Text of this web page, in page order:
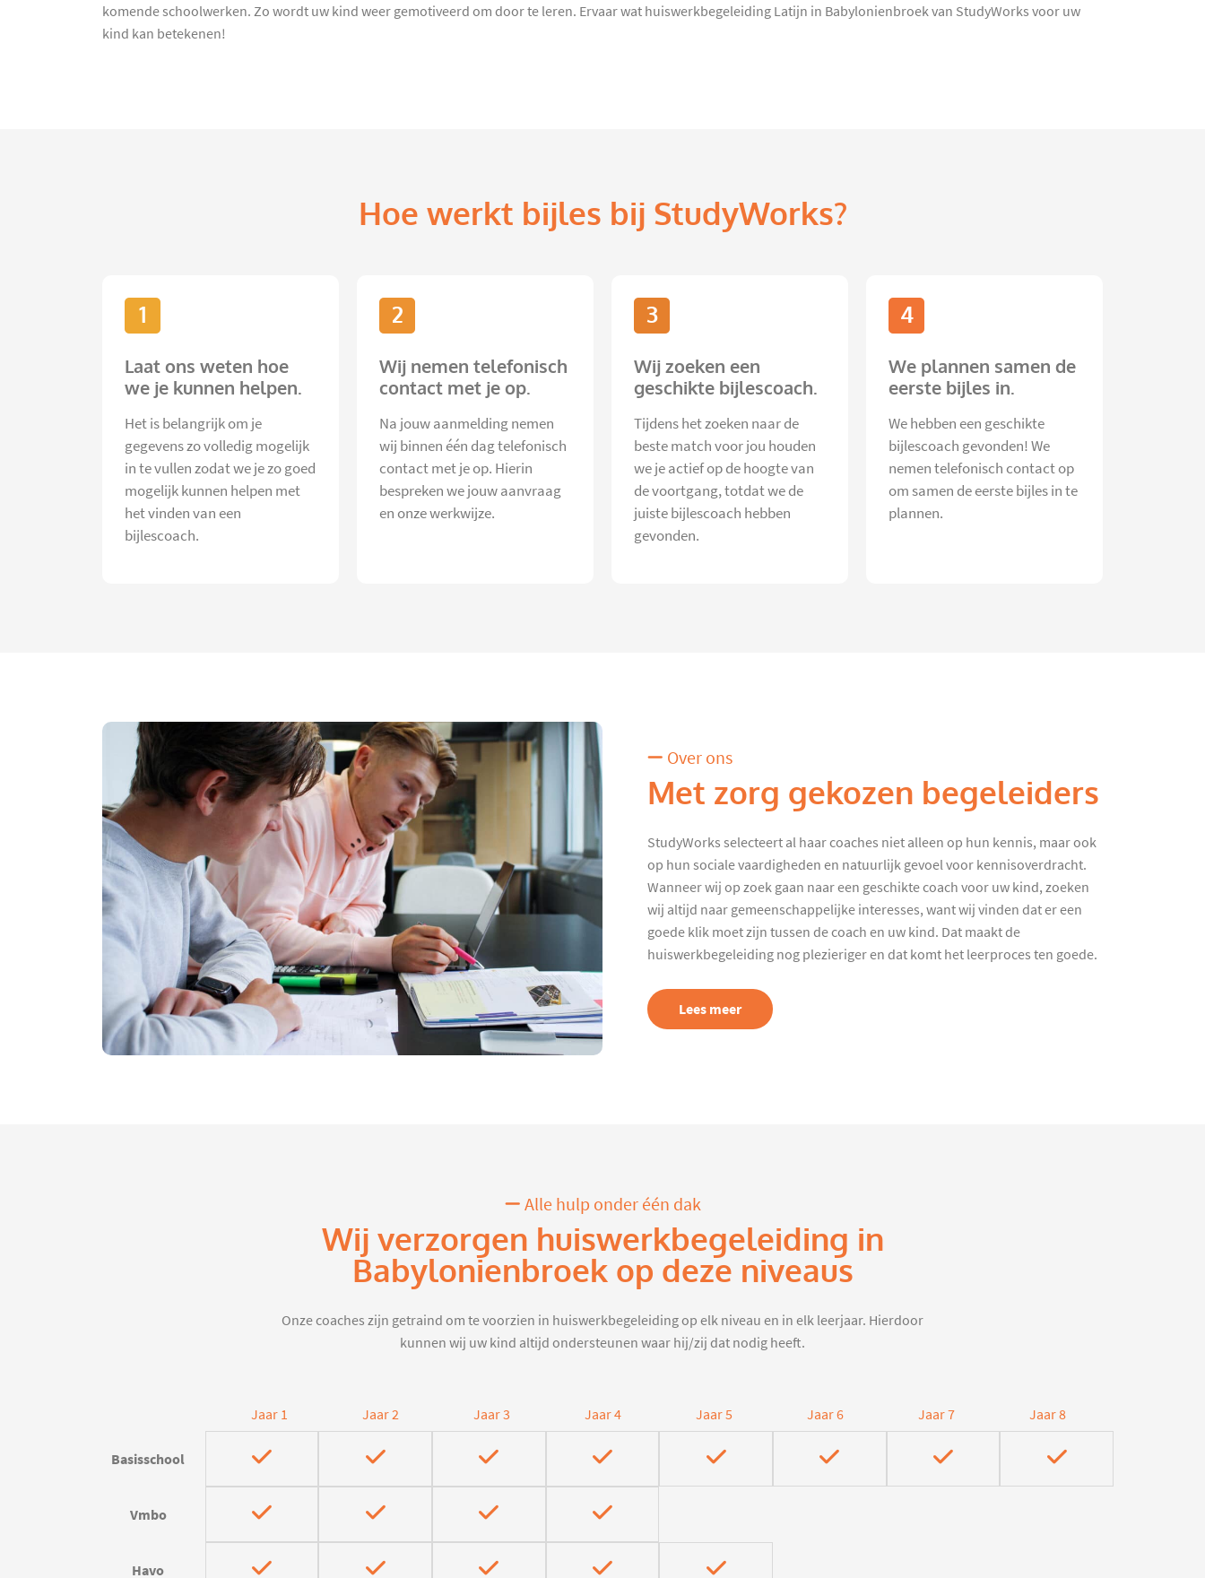
komende schoolwerken. Zo wordt uw kind weer gemotiveerd om door te leren. Ervaar wat huiswerkbegeleiding Latijn in Babylonienbroek van StudyWorks voor uw
kind kan betekenen!
Hoe werkt bijles bij StudyWorks?
1
Laat ons weten hoe
we je kunnen helpen.
Het is belangrijk om je
gegevens zo volledig mogelijk
in te vullen zodat we je zo goed
mogelijk kunnen helpen met
het vinden van een
bijlescoach.
2
Wij nemen telefonisch
contact met je op.
Na jouw aanmelding nemen
wij binnen één dag telefonisch
contact met je op. Hierin
bespreken we jouw aanvraag
en onze werkwijze.
3
Wij zoeken een
geschikte bijlescoach.
Tijdens het zoeken naar de
beste match voor jou houden
we je actief op de hoogte van
de voortgang, totdat we de
juiste bijlescoach hebben
gevonden.
4
We plannen samen de
eerste bijles in.
We hebben een geschikte
bijlescoach gevonden! We
nemen telefonisch contact op
om samen de eerste bijles in te
plannen.
Over ons
Met zorg gekozen begeleiders
StudyWorks selecteert al haar coaches niet alleen op hun kennis, maar ook
op hun sociale vaardigheden en natuurlijk gevoel voor kennisoverdracht.
Wanneer wij op zoek gaan naar een geschikte coach voor uw kind, zoeken
wij altijd naar gemeenschappelijke interesses, want wij vinden dat er een
goede klik moet zijn tussen de coach en uw kind. Dat maakt de
huiswerkbegeleiding nog plezieriger en dat komt het leerproces ten goede.
Lees meer
Alle hulp onder één dak
Wij verzorgen huiswerkbegeleiding in
Babylonienbroek op deze niveaus
Onze coaches zijn getraind om te voorzien in huiswerkbegeleiding op elk niveau en in elk leerjaar. Hierdoor
kunnen wij uw kind altijd ondersteunen waar hij/zij dat nodig heeft.
Jaar 1 Jaar 2 Jaar 3 Jaar 4 Jaar 5 Jaar 6 Jaar 7 Jaar 8
Basisschool
Vmbo
Havo